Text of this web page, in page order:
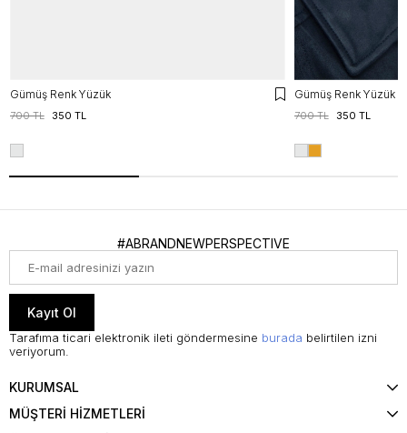
Gümüş Renk Yüzük
350 TL
700 TL
Gümüş Renk Yüzük
350 TL
700 TL
#ABRANDNEWPERSPECTIVE
Kayıt Ol
Tarafıma ticari elektronik ileti göndermesine burada belirtilen izni
veriyorum.
KURUMSAL
MÜŞTERİ HİZMETLERİ